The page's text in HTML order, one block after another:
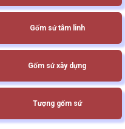
Gốm sứ tâm linh
Gốm sứ xây dựng
Tượng gốm sứ